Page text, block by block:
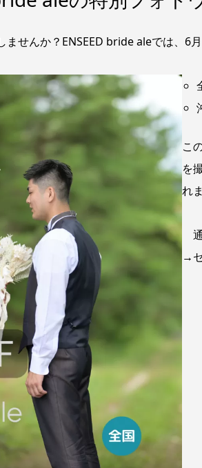
せんか？ENSEED bride aleでは、6
こ
を
れ
→